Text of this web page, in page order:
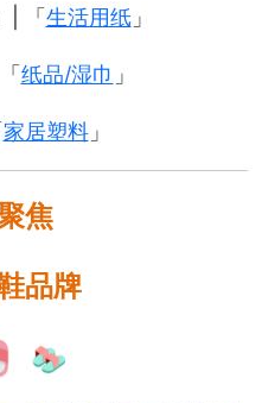
| 「 生活用纸」
纸品/湿巾 」
家居塑料」
焦
品牌